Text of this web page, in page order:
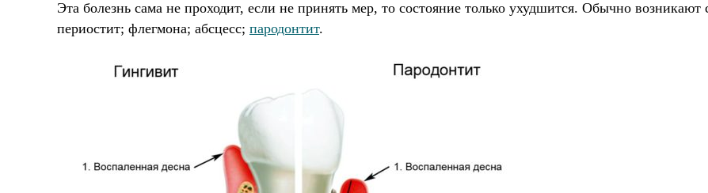
Эта болезнь сама не проходит, если не принять мер, то состояние только ухудшится. Обычно
периостит; флегмона; абсцесс; пародонтит.